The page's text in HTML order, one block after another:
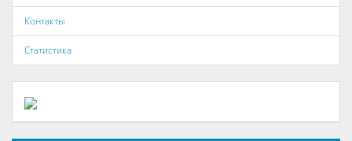
Контакты
Статистика